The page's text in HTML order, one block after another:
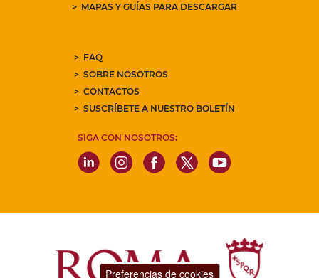
MAPAS Y GUÍAS PARA DESCARGAR
FAQ
SOBRE NOSOTROS
CONTACTOS
SUSCRÍBETE A NUESTRO BOLETÍN
SIGA CON NOSOTROS:
Preferencias de cookies